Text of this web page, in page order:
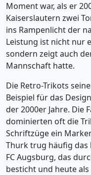
Moment war, als er
Kaiserslautern zwei
ins Rampenlicht der
Leistung ist nicht nur
sondern zeigt auch
Mannschaft hatte.
Die Retro-Trikots
Beispiel für das
der 2000er Jahre. Die
dominierten oft die
Schriftzüge ein
Thurk trug häufig das
FC Augsburg, das
besticht und heute